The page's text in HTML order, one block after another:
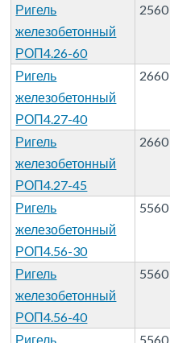
Ригель
железобетонный
РОП4.26-60
2560
Ригель
железобетонный
РОП4.27-40
2660
Ригель
железобетонный
РОП4.27-45
2660
Ригель
железобетонный
РОП4.56-30
5560
Ригель
железобетонный
РОП4.56-40
5560
Ригель 5560